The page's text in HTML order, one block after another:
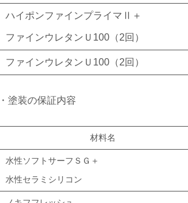
ハイポンファインプライマⅡ＋
ファインウレタンＵ100（2回）
ファインウレタンＵ100（2回）
・塗装の保証内容
材料名
水性ソフトサーフＳＧ＋
水性セラミシリコン